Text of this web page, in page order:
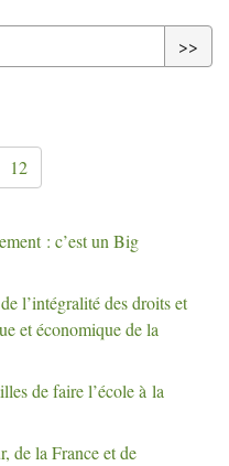
>>
12
: c’est un Big
l’intégralité des droits et
et économique de la
de faire l’école à la
de la France et de